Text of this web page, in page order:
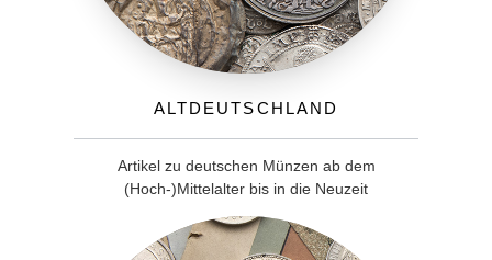
Altdeutschland
Artikel zu deutschen Münzen ab dem
(Hoch-)Mittelalter bis in die Neuzeit